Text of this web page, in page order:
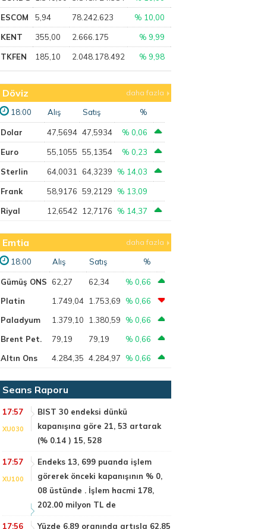
ESCOM 5,94 78.242.623 % 10,00
KENT 355,00 2.666.175 % 9,99
TKFEN 185,10 2.048.178.492 % 9,98
Döviz daha fazla
18:00 Alış Satış %
Dolar 47,5694 47,5934 % 0,06
Euro 55,1055 55,1354 % 0,23
Sterlin 64,0031 64,3239 % 14,03
Frank 58,9176 59,2129 % 13,09
Riyal 12,6542 12,7176 % 14,37
Emtia daha fazla
18:00 Alış Satış %
Gümüş ONS 62,27 62,34
% 0,66
Platin
1.749,04 1.753,69
% 0,66
Paladyum
1.379,10 1.380,59
% 0,66
Brent Pet.
79,19 79,19
% 0,66
Altın Ons
4.284,35 4.284,97 % 0,66
Seans Raporu
17:57
XU030
BIST 30 endeksi dünkü
kapanışına göre 21, 53 artarak
(% 0.14 ) 15, 528
17:57
XU100
Endeks 13, 699 puanda işlem
görerek önceki kapanışının % 0,
08 üstünde . İşlem hacmi 178,
202.00 milyon TL de
17:56
Yüzde 6.89 oranında artışla 62.85